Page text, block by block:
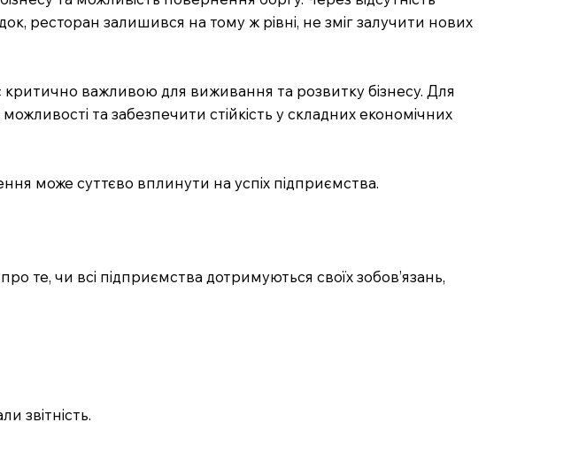
ресторан залишився на тому ж рівні, не зміг залучити нових
важливою для виживання та розвитку бізнесу. Для
та забезпечити стійкість у складних економічних
може суттєво вплинути на успіх підприємства.
те, чи всі підприємства дотримуються своїх зобов’язань,
звітність.